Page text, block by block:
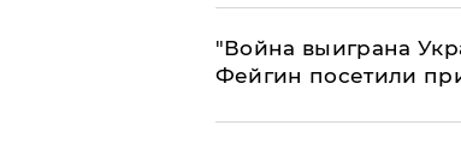
"Война выиграна
Фейгин посетили